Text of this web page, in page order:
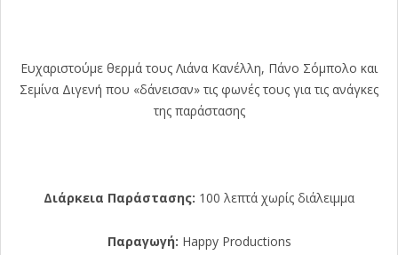
Ευχαριστούμε θερμά τους Λιάνα Κανέλλη, Πάνο Σόμπολο και
Σεμίνα Διγενή που «δάνεισαν» τις φωνές τους για τις ανάγκες
της παράστασης
Διάρκεια Παράστασης: 100 λεπτά χωρίς διάλειμμα
Παραγωγή: Happy Productions